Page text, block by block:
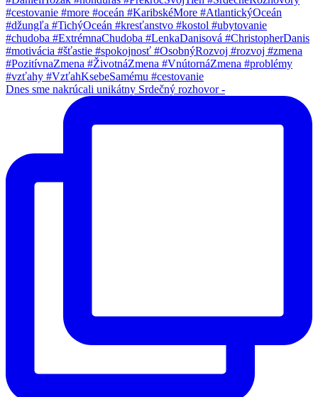
Dnes sme nakrúcali unikátny Srdečný rozhovor -